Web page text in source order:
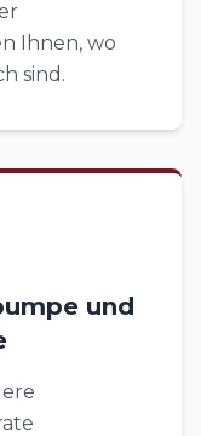
Ihnen, wo
sind.
und